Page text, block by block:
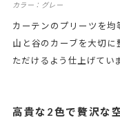
カラー：グレー
カーテンのプリーツを
山と谷のカーブを大切
ただけるよう仕上げてい
高貴な2色で贅沢な